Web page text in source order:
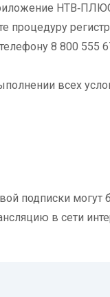
процедуру
8 800 555
всех
подписки могут
в сети